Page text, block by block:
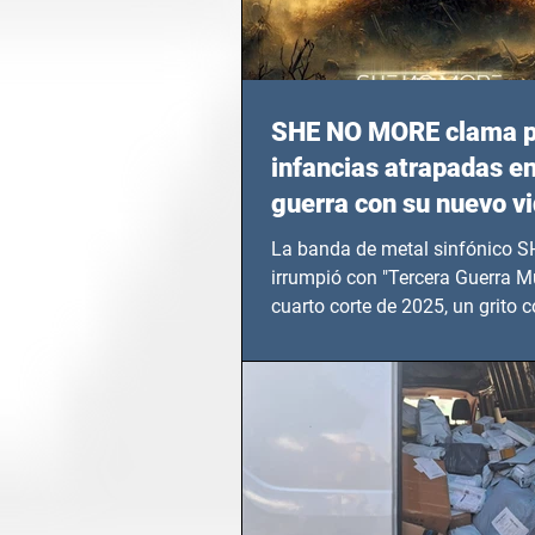
SHE NO MORE clama
infancias atrapadas
guerra con su nuevo
TERCERA GUERRA
La banda de metal sinfónico
irrumpió con "Tercera Guerra
cuarto corte de 2025, un grito
en epicentros bélicos.